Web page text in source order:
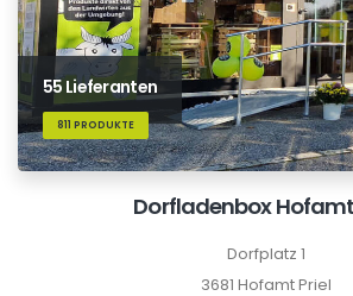
55 Lieferanten
811 PRODUKTE
Dorfladenbox
Dorfplatz 1
3681 Hofamt Priel